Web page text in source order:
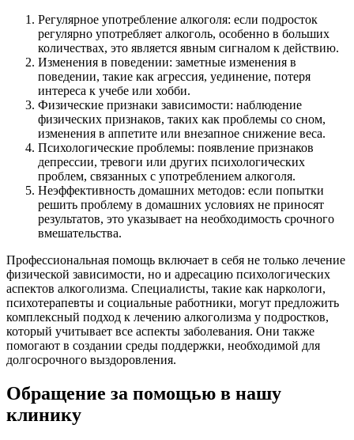
Регулярное употребление алкоголя: если подросток
регулярно употребляет алкоголь, особенно в больших
количествах, это является явным сигналом к действию.
Изменения в поведении: заметные изменения в
поведении, такие как агрессия, уединение, потеря
интереса к учебе или хобби.
Физические признаки зависимости: наблюдение
физических признаков, таких как проблемы со сном,
изменения в аппетите или внезапное снижение веса.
Психологические проблемы: появление признаков
депрессии, тревоги или других психологических
проблем, связанных с употреблением алкоголя.
Неэффективность домашних методов: если попытки
решить проблему в домашних условиях не приносят
результатов, это указывает на необходимость срочного
вмешательства.
Профессиональная помощь включает в себя не только лечение
физической зависимости, но и адресацию психологических
аспектов алкоголизма. Специалисты, такие как наркологи,
психотерапевты и социальные работники, могут предложить
комплексный подход к лечению алкоголизма у подростков,
который учитывает все аспекты заболевания. Они также
помогают в создании среды поддержки, необходимой для
долгосрочного выздоровления.
Обращение за помощью в нашу
клинику